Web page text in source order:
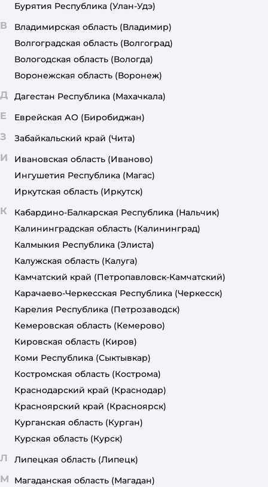
Бурятия Республика (Улан-Удэ)
В Владимирская область (Владимир)
Волгоградская область (Волгоград)
Вологодская область (Вологда)
Воронежская область (Воронеж)
Д Дагестан Республика (Махачкала)
Е Еврейская АО (Биробиджан)
З Забайкальский край (Чита)
И Ивановская область (Иваново)
Ингушетия Республика (Магас)
Иркутская область (Иркутск)
К Кабардино-Балкарская Республика (Нальчик)
Калининградская область (Калининград)
Калмыкия Республика (Элиста)
Калужская область (Калуга)
Камчатский край (Петропавловск-Камчатский)
Карачаево-Черкесская Республика (Черкесск)
Карелия Республика (Петрозаводск)
Кемеровская область (Кемерово)
Кировская область (Киров)
Коми Республика (Сыктывкар)
Костромская область (Кострома)
Краснодарский край (Краснодар)
Красноярский край (Красноярск)
Курганская область (Курган)
Курская область (Курск)
Л Липецкая область (Липецк)
М Магаданская область (Магадан)